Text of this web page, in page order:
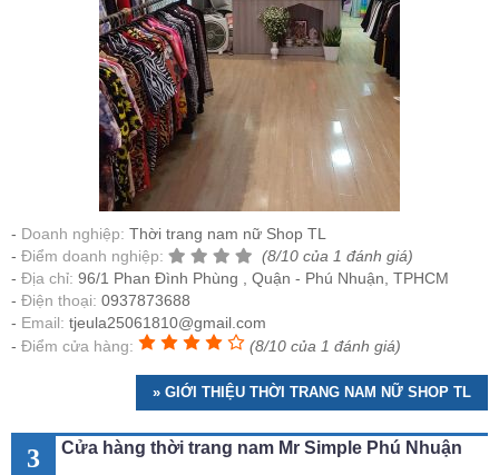
Doanh nghiệp: Thời trang nam nữ Shop TL
Điểm doanh nghiệp:
(8/10 của 1 đánh giá)
Địa chỉ: 96/1 Phan Đình Phùng , Quận - Phú Nhuận, TPHCM
Điện thoại: 0937873688
Email: tjeula25061810@gmail.com
Điểm cửa hàng:
(8/10 của 1 đánh giá)
» GIỚI THIỆU THỜI TRANG NAM NỮ SHOP TL
3 Cửa hàng thời trang nam Mr Simple Phú Nhuận